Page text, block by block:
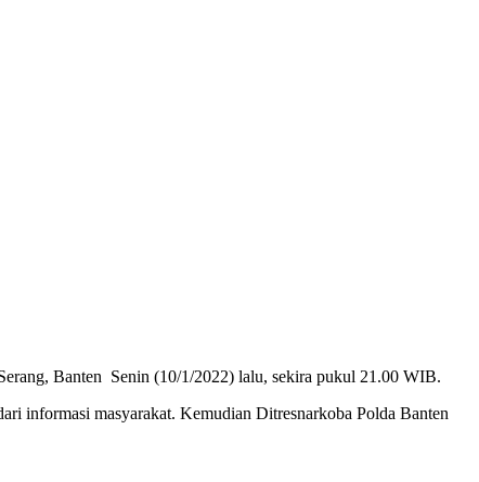
Banten Senin (10/1/2022) lalu, sekira pukul 21.00 WIB.
informasi masyarakat. Kemudian Ditresnarkoba Polda Banten